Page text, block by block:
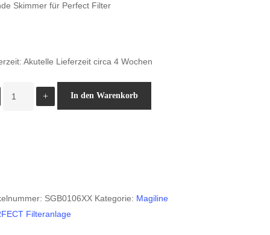
Skimmer für Perfect Filter
Akutelle Lieferzeit circa 4 Wochen
In den Warenkorb
SGB0106XX Kategorie: Magiline
Filteranlage